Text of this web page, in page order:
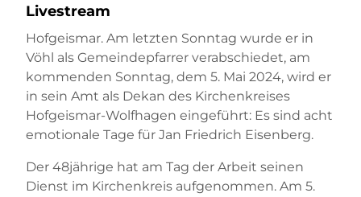
Livestream
Hofgeismar. Am letzten Sonntag wurde er in
Vöhl als Gemeindepfarrer verabschiedet, am
kommenden Sonntag, dem 5. Mai 2024, wird er
in sein Amt als Dekan des Kirchenkreises
Hofgeismar-Wolfhagen eingeführt: Es sind acht
emotionale Tage für Jan Friedrich Eisenberg.
Der 48jährige hat am Tag der Arbeit seinen
Dienst im Kirchenkreis aufgenommen. Am 5.